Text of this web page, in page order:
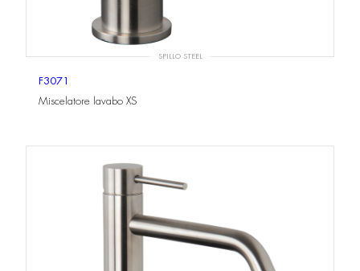
SPILLO STEEL
F3071
Miscelatore lavabo XS